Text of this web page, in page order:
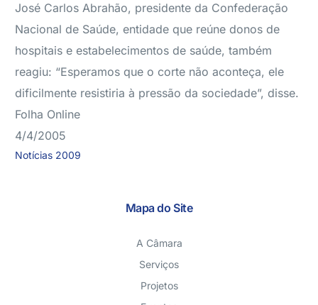
José Carlos Abrahão, presidente da Confederação
Nacional de Saúde, entidade que reúne donos de
hospitais e estabelecimentos de saúde, também
reagiu: “Esperamos que o corte não aconteça, ele
dificilmente resistiria à pressão da sociedade”, disse.
Folha Online
4/4/2005
Notícias 2009
Mapa do Site
A Câmara
Serviços
Projetos